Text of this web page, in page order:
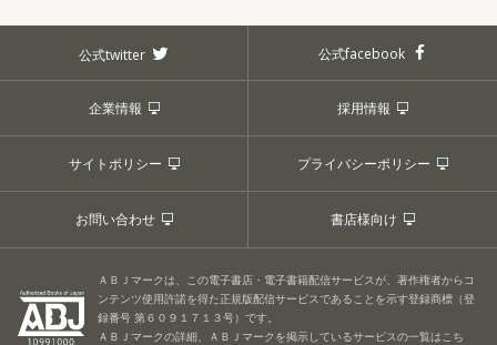
公式twitter 公式facebook
企業情報 採用情報
サイトポリシー プライバシーポリシー
お問い合わせ 書店様向け
ＡＢＪマークは、この電子書店・電子書籍配信サービスが、著作権者からコ
ンテンツ使用許諾を得た正規版配信サービスであることを示す登録商標（登
録番号 第６０９１７１３号）です。
ＡＢＪマークの詳細、ＡＢＪマークを掲示しているサービスの一覧はこち